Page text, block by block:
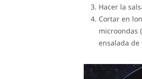
Hacer la
Cortar en
microondas
ensalada